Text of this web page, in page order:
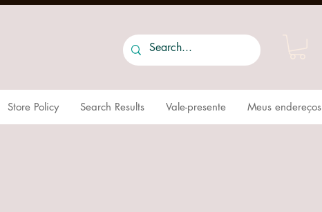
Store Policy Search Results Vale-presente Meus endereços